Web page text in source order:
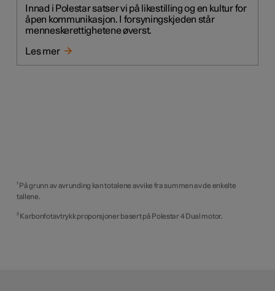
Innad i Polestar satser vi på likestilling og en kultur for
åpen kommunikasjon. I forsyningskjeden står
menneskerettighetene øverst.
Les mer
¹ På grunn av avrunding kan totalene avvike fra summen av de enkelte
tallene.
² Karbonfotavtrykk proporsjoner basert på Polestar 4 Dual motor.